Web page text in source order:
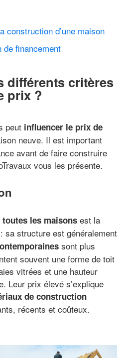
construction d’une maison
de financement
différents critères
prix ?
peut influencer le prix de
neuve. Il est important
avant de faire construire
vous les présente.
les maisons est la
: sa structure est généralement
sont plus
souvent une forme de toit
vitrées et une hauteur
Leur prix élevé s’explique
de construction
récents et coûteux.